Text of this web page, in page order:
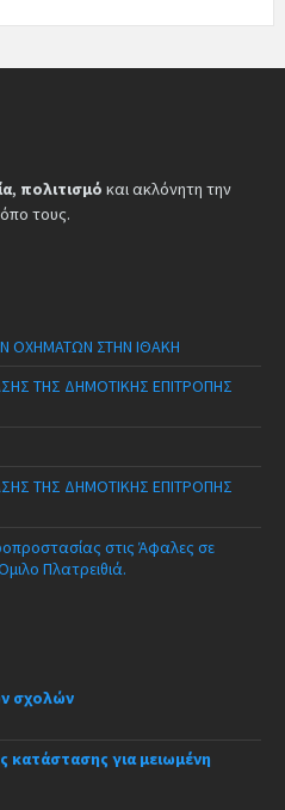
, πολιτισμό και ακλόνητη την
τους.
ΟΧΗΜΑΤΩΝ ΣΤΗΝ ΙΘΑΚΗ
ΤΗΣ ΔΗΜΟΤΙΚΗΣ ΕΠΙΤΡΟΠΗΣ
ΤΗΣ ΔΗΜΟΤΙΚΗΣ ΕΠΙΤΡΟΠΗΣ
στις Άφαλες σε
Πλατρειθιά.
σχολών
κατάστασης για μειωμένη